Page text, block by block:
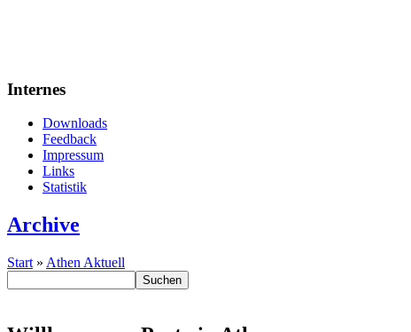
Internes
Downloads
Feedback
Impressum
Links
Statistik
Archive
Start » Athen Aktuell